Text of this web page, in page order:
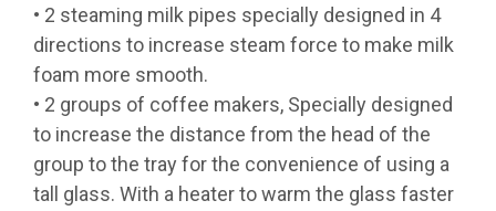
• 2 steaming milk pipes specially designed in 4
directions to increase steam force to make milk
foam more smooth.
• 2 groups of coffee makers, Specially designed
to increase the distance from the head of the
group to the tray for the convenience of using a
tall glass. With a heater to warm the glass faster